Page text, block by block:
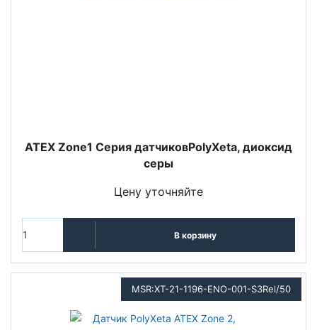
ATEX Zone1 Серия датчиковPolyXeta, диоксид
серы
Цену уточняйте
В корзину
MSR:XT-21-1196-ENO-001-S3Rel/50